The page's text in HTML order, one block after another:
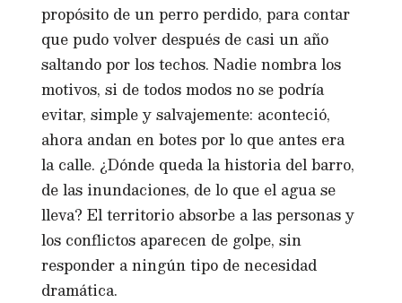
propósito de un perro perdido, para contar
que pudo volver después de casi un año
saltando por los techos. Nadie nombra los
motivos, si de todos modos no se podría
evitar, simple y salvajemente: aconteció,
ahora andan en botes por lo que antes era
la calle. ¿Dónde queda la historia del barro,
de las inundaciones, de lo que el agua se
lleva? El territorio absorbe a las personas y
los conflictos aparecen de golpe, sin
responder a ningún tipo de necesidad
dramática.